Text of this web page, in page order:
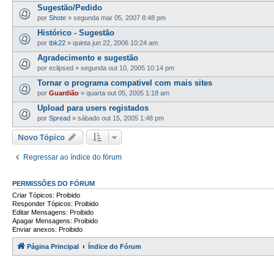
Sugestão/Pedido
por Shote » segunda mar 05, 2007 8:48 pm
Histórico - Sugestão
por tbk22 » quinta jun 22, 2006 10:24 am
Agradecimento e sugestão
por eclipsed » segunda out 10, 2005 10:14 pm
Tornar o programa compativel com mais sites
por Guardião » quarta out 05, 2005 1:18 am
Upload para users registados
por Spread » sábado out 15, 2005 1:48 pm
Novo Tópico
Regressar ao índice do fórum
PERMISSÕES DO FÓRUM
Criar Tópicos: Proibido
Responder Tópicos: Proibido
Editar Mensagens: Proibido
Apagar Mensagens: Proibido
Enviar anexos: Proibido
Página Principal Índice do Fórum